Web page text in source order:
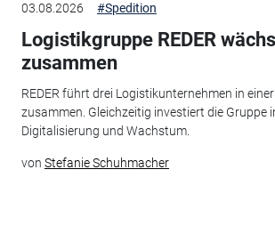
03.08.2026 #Spedition
Logistikgruppe REDER
zusammen
REDER führt drei Logistikunternehmen in
zusammen. Gleichzeitig investiert die Gruppe
Digitalisierung und Wachstum.
von Stefanie Schuhmacher